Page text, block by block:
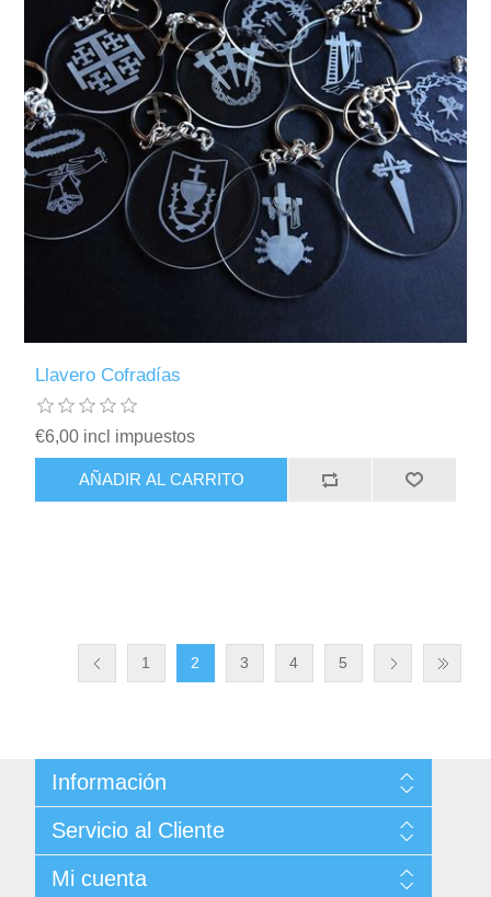
Llavero Cofradías
€6,00 incl impuestos
AÑADIR AL CARRITO
1 2 3 4 5
Información
Condiciones de Venta
Politica de Privacidad
Términos y Condiciones de Uso
Servicio al Cliente
Noticias
Mi cuenta